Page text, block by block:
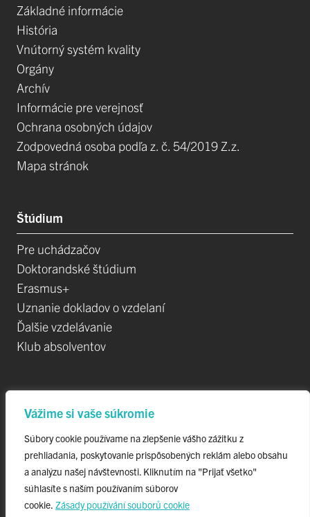
Vážime si vaše súkromie
Súbory cookie používame na zlepšenie vášho zážitku z
prehliadania, poskytovanie prispôsobených reklám alebo obsahu
a analýzu našej návštevnosti. Kliknutím na "Prijať všetko"
súhlasíte s naším používaním súborov
cookie. Zásady používání souborů cookie
Základné informácie
História
Vnútorný systém kvality
Orgány
Archív
Informácie pre verejnosť
Ochrana osobných údajov
Zodpovedná osoba podľa z. č. 54/2019 Z.z.
Mapa stránok
Štúdium
Pre uchádzačov
Doktorandské štúdium
Erasmus+
Uznanie dokladov o vzdelaní
Ďalšie vzdelávanie
Klub absolventov
Projekty
Špičkové tímy
TIP-UPJŠ
Vedecké parky